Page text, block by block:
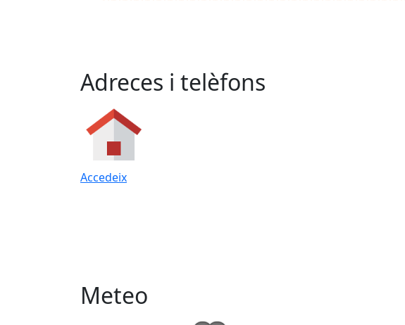
Adreces i telèfons
Accedeix
Meteo